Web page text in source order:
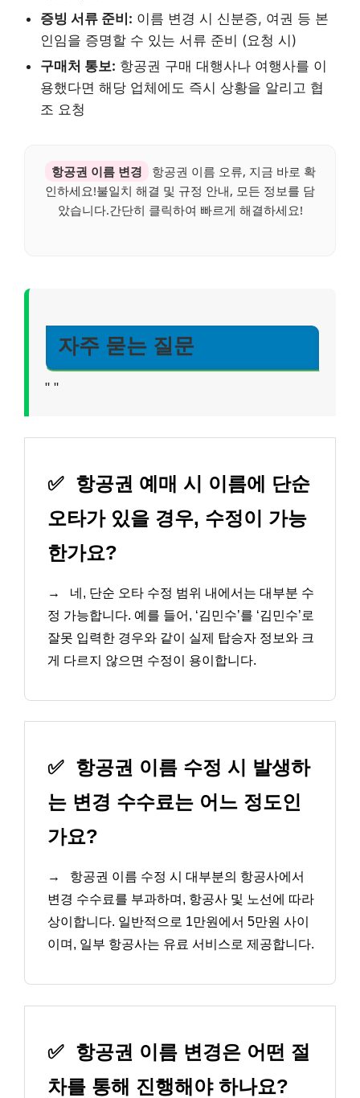
증빙 서류 준비: 이름 변경 시 신분증, 여권 등 본
인임을 증명할 수 있는 서류 준비 (요청 시)
구매처 통보: 항공권 구매 대행사나 여행사를 이
용했다면 해당 업체에도 즉시 상황을 알리고 협
조 요청
항공권 이름 변경
항공권 이름 오류, 지금 바로 확
인하세요!불일치 해결 및 규정 안내, 모든 정보를 담
았습니다.간단히 클릭하여 빠르게 해결하세요!
자주 묻는 질문
" "
✅ 항공권 예매 시 이름에 단순
오타가 있을 경우, 수정이 가능
한가요?
→
네, 단순 오타 수정 범위 내에서는 대부분 수
정 가능합니다. 예를 들어, ‘김민수’를 ‘김민수’로
잘못 입력한 경우와 같이 실제 탑승자 정보와 크
게 다르지 않으면 수정이 용이합니다.
✅ 항공권 이름 수정 시 발생하
는 변경 수수료는 어느 정도인
가요?
→
항공권 이름 수정 시 대부분의 항공사에서
변경 수수료를 부과하며, 항공사 및 노선에 따라
상이합니다. 일반적으로 1만원에서 5만원 사이
이며, 일부 항공사는 유료 서비스로 제공합니다.
✅ 항공권 이름 변경은 어떤 절
차를 통해 진행해야 하나요?